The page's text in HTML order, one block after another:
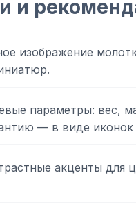
и
изображение
параметры: вес,
— в виде иконок
акценты для